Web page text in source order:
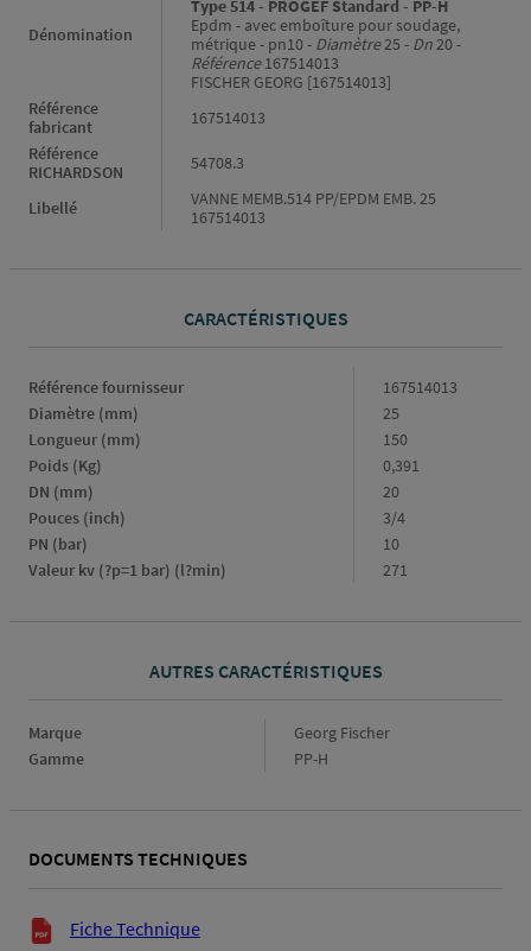
Dénomination
Type 514 - PROGEF Standard - PP-H
Epdm - avec emboîture pour soudage,
métrique - pn10 - Diamètre25 - Dn20 -
Référence167514013
FISCHER GEORG [167514013]
Référence
fabricant
167514013
Référence
RICHARDSON
54708.3
Libellé
VANNE MEMB.514 PP/EPDM EMB. 25
167514013
CARACTÉRISTIQUES
Caractéristiques
Référence fournisseur
167514013
Diamètre (mm)
25
Longueur (mm)
150
Poids (Kg)
0,391
DN (mm)
20
Pouces (inch)
3/4
PN (bar)
10
Valeur kv (?p=1 bar) (l?min)
271
AUTRES CARACTÉRISTIQUES
Marque Marque
Georg Fischer
Gamme
Gamme
PP-H
DOCUMENTS TECHNIQUES
Documents techniques
Fiche Technique